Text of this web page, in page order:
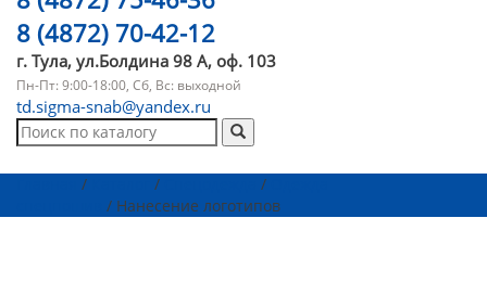
8 (4872) 70-42-12
г. Тула, ул.Болдина 98 А, оф. 103
Пн-Пт: 9:00-18:00, Сб, Вс: выходной
td.sigma-snab@yandex.ru
/ / /
/ Нанесение логотипов